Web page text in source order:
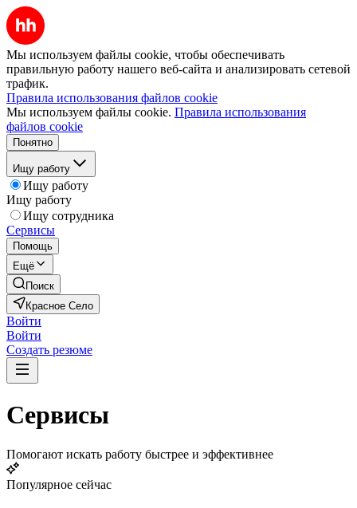
Мы используем файлы cookie, чтобы обеспечивать
правильную работу нашего веб-сайта и анализировать сетевой
трафик.
Правила использования файлов cookie
Мы используем файлы cookie. Правила использования
файлов cookie
Понятно
Ищу работу
Ищу работу
Ищу работу
Ищу сотрудника
Сервисы
Помощь
Ещё
Поиск
Красное Село
Войти
Войти
Создать резюме
Сервисы
Помогают искать работу быстрее и эффективнее
Популярное сейчас